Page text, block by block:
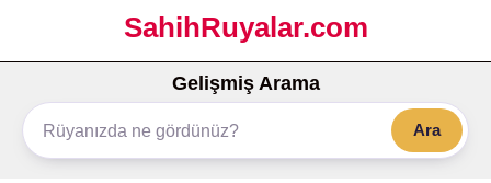
SahihRuyalar.com
Gelişmiş Arama
Ara